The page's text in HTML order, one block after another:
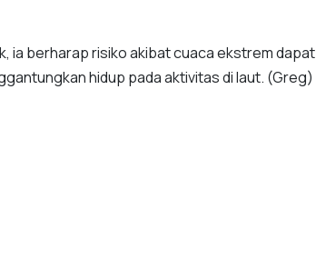
ia berharap risiko akibat cuaca ekstrem dapat
hidup pada aktivitas di laut. (Greg)